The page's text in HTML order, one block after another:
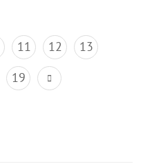
11 12
13
19